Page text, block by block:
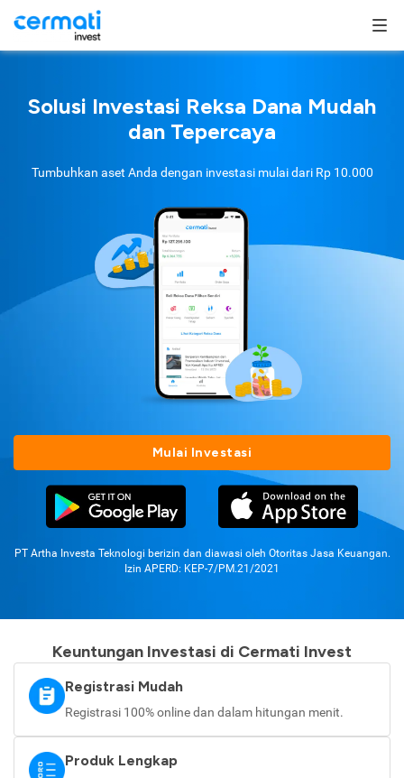
Solusi Investasi Reksa Dana Mudah
dan Tepercaya
Tumbuhkan aset Anda dengan investasi mulai dari Rp 10.000
Mulai Investasi
PT Artha Investa Teknologi berizin dan diawasi oleh Otoritas Jasa Keuangan.
Izin APERD: KEP-7/PM.21/2021
Keuntungan Investasi di Cermati Invest
Registrasi Mudah
Registrasi 100% online dan dalam hitungan menit.
Produk Lengkap